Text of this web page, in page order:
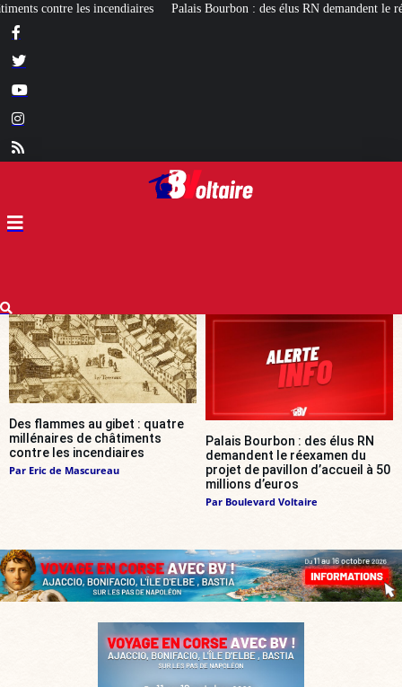
Bourbon : des élus RN demandent le réexamen du projet de pavillon
Des flammes au gibet : quatre
millénaires de châtiments
contre les incendiaires
Par Eric de Mascureau
Palais Bourbon : des élus RN
demandent le réexamen du
projet de pavillon d’accueil à 50
millions d’euros
Par Boulevard Voltaire